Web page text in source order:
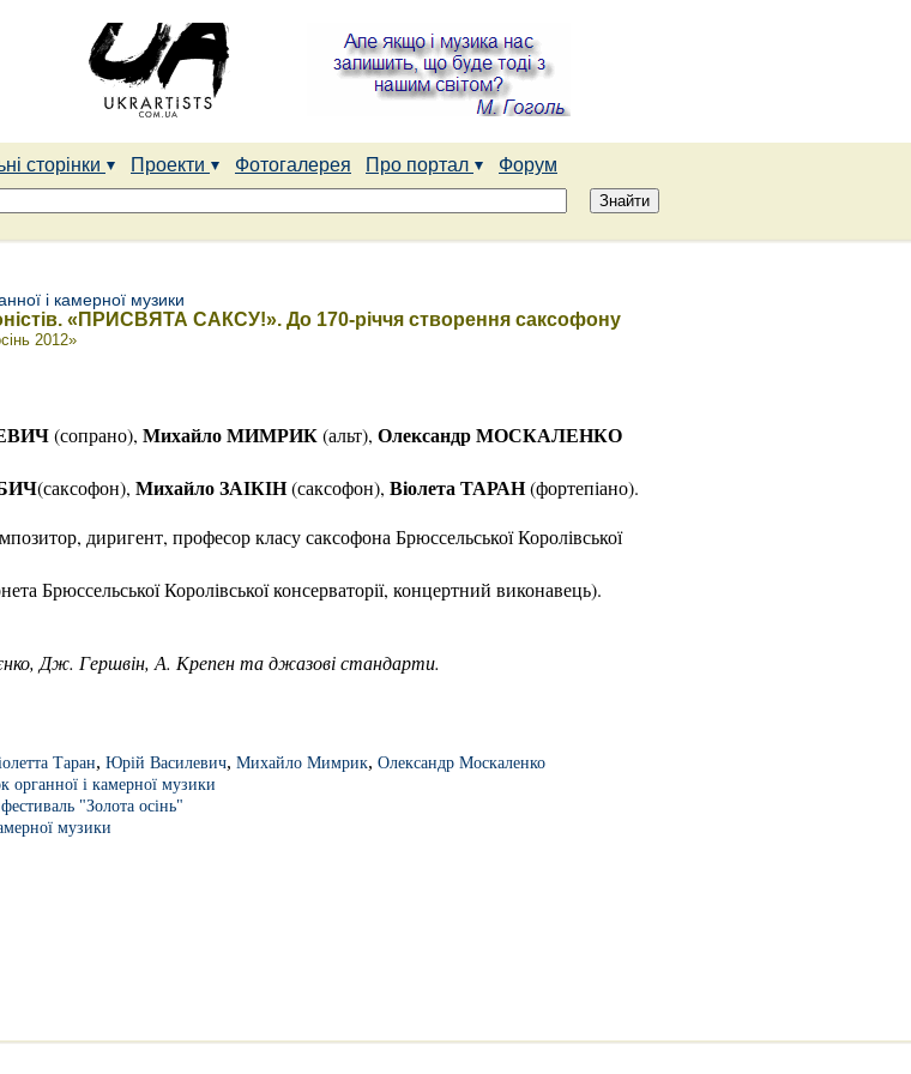
сторінки Проекти Фотогалерея Про портал
Форум
і камерної музики
«ПРИСВЯТА САКСУ!». До 170-річчя створення саксофону
2012»
(сопрано), Михайло МИМРИК(альт), Олександр МОСКАЛЕНКО
(саксофон), Михайло ЗАІКІН(саксофон), Віолета ТАРАН(фортепіано).
диригент, професор класу саксофона Брюссельської Королівської
Брюссельської Королівської консерваторії, концертний виконавець).
Дж. Гершвін, А. Крепен та джазові стандарти.
Таран, Юрій Василевич, Михайло Мимрик, Олександр Москаленко
органної і камерної музики
"Золота осінь"
музики